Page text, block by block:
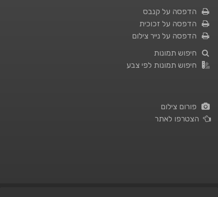
הדפסה על קנבס
הדפסה על זכוכית
הדפסה על נייר צילום
חיפוש תמונות
חיפוש תמונות לפי צבע
פורום צילום
הצטרפו לאתר